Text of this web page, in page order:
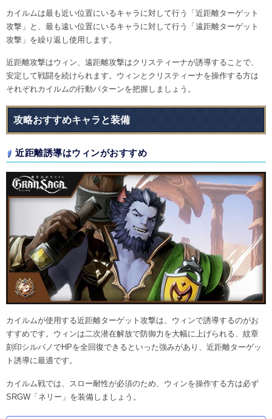
カイルムは最も近い位置にいるキャラに対して行う「近距離ターゲット
攻撃」と、最も遠い位置にいるキャラに対して行う「遠距離ターゲット
攻撃」を繰り返し使用します。
近距離攻撃はウィン、遠距離攻撃はクリスティーナが誘導することで、
安定して戦闘を続けられます。ウィンとクリスティーナを操作する方は
それぞれカイルムの行動パターンを把握しましょう。
攻略おすすめキャラと装備
近距離誘導はウィンがおすすめ
カイルムが使用する近距離ターゲット攻撃は、ウィンで誘導するのがお
すすめです。ウィンは二次潜在解放で防御力を大幅に上げられる、紋章
刻印シルバノでHPを全回復できるといった強みがあり、近距離ターゲッ
ト誘導に最適です。
カイルム戦では、スロー耐性が必須のため、ウィンを操作する方は必ず
SRGW「ネリー」を装備しましょう。